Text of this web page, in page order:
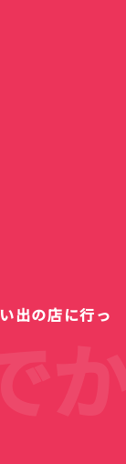
出の店に行っ